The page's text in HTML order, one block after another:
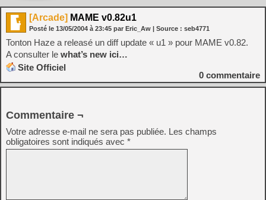
[Arcade] MAME v0.82u1
Posté le 13/05/2004 à 23:45 par Eric_Aw | Source : seb4771
Tonton Haze a releasé un diff update « u1 » pour MAME v0.82.
A consulter le what’s new ici…
Site Officiel
0 commentaire
Commentaire ¬
Votre adresse e-mail ne sera pas publiée. Les champs
obligatoires sont indiqués avec *